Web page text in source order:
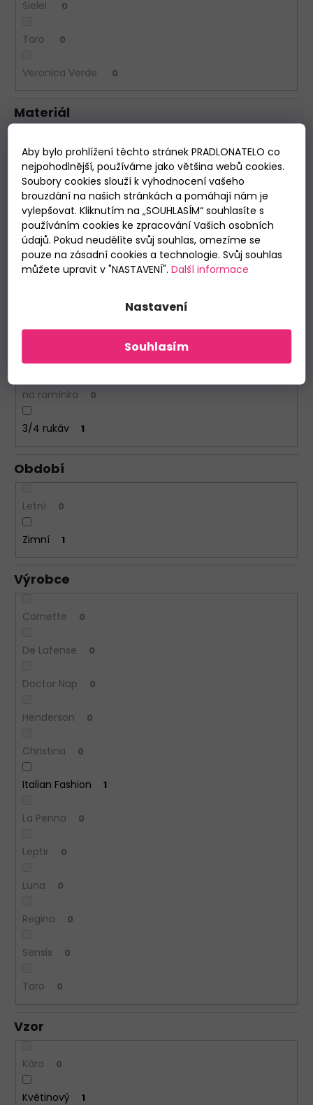
Aby bylo prohlížení těchto stránek PRADLONATELO co
nejpohodlnější, používáme jako většina webů cookies.
Soubory cookies slouží k vyhodnocení vašeho
brouzdání na našich stránkách a pomáhají nám je
vylepšovat. Kliknutím na „SOUHLASÍM“ souhlasíte s
používáním cookies ke zpracování Vašich osobních
údajů. Pokud neudělíte svůj souhlas, omezíme se
pouze na zásadní cookies a technologie. Svůj souhlas
můžete upravit v "NASTAVENÍ". Další informace
Nastavení
Souhlasím
Sielei 0
Taro 0
Veronica Verde 0
Materiál
100% bavlna 1
viskóza 0
bavlna/polyamid 0
95% bavlna, 5% polyester 0
krátký 0
dlouhý 0
na ramínka 0
3/4 rukáv 1
Období
Letní 0
Zimní 1
Výrobce
Cornette 0
De Lafense 0
Doctor Nap 0
Henderson 0
Christina 0
Italian Fashion 1
La Penna 0
Leptir 0
Luna 0
Regina 0
Sensis 0
Taro 0
Vzor
Káro 0
Květinový 1